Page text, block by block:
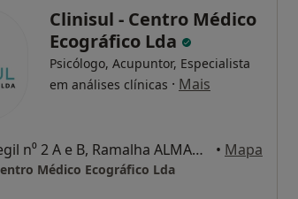
Clinisul - Centro Médico
Ecográfico Lda
Psicólogo, Acupuntor, Especialista
em análises clínicas · Mais
Rua do Regil n⁰ 2 A e B, Ramalha ALMADA, Almada • Mapa
Médico Ecográfico Lda